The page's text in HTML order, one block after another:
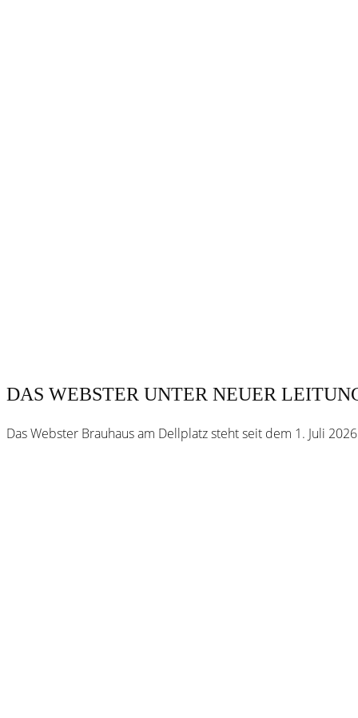
DAS WEBSTER UNTER NEUER
Das Webster Brauhaus am Dellplatz steht seit dem 1. Juli